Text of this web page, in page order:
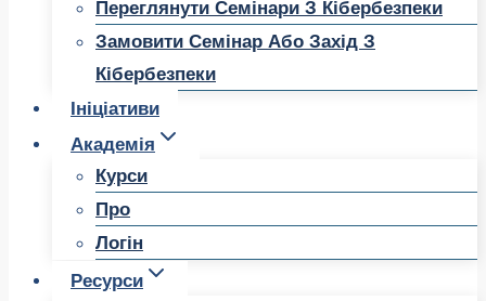
Переглянути Семінари З Кібербезпеки
Замовити Семінар Або Захід З
Кібербезпеки
Ініціативи
Академія
Курси
Про
Логін
Ресурси